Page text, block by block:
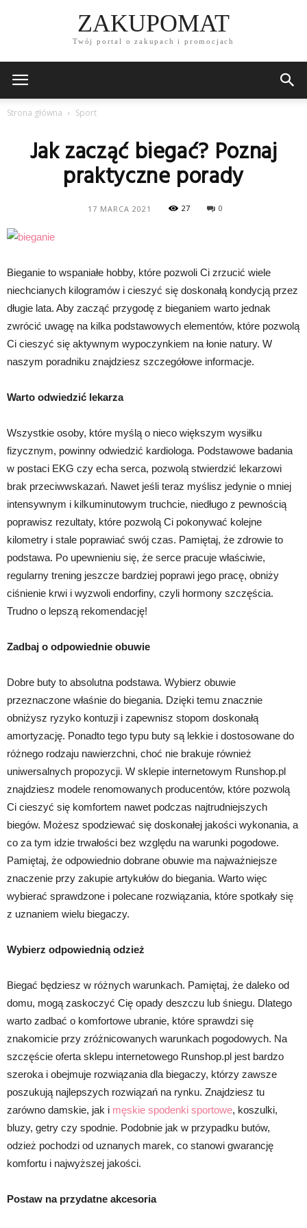
ZAKUPOMAT
Twój portal o zakupach i promocjach
Strona główna Sport
Jak zacząć biegać? Poznaj
praktyczne porady
17 MARCA 2021 27 0
Bieganie to wspaniałe hobby, które pozwoli Ci zrzucić wiele
niechcianych kilogramów i cieszyć się doskonałą kondycją przez
długie lata. Aby zacząć przygodę z bieganiem warto jednak
zwrócić uwagę na kilka podstawowych elementów, które pozwolą
Ci cieszyć się aktywnym wypoczynkiem na łonie natury. W
naszym poradniku znajdziesz szczegółowe informacje.
Warto odwiedzić lekarza
Wszystkie osoby, które myślą o nieco większym wysiłku
fizycznym, powinny odwiedzić kardiologa. Podstawowe badania
w postaci EKG czy echa serca, pozwolą stwierdzić lekarzowi
brak przeciwwskazań. Nawet jeśli teraz myślisz jedynie o mniej
intensywnym i kilkuminutowym truchcie, niedługo z pewnością
poprawisz rezultaty, które pozwolą Ci pokonywać kolejne
kilometry i stale poprawiać swój czas. Pamiętaj, że zdrowie to
podstawa. Po upewnieniu się, że serce pracuje właściwie,
regularny trening jeszcze bardziej poprawi jego pracę, obniży
ciśnienie krwi i wyzwoli endorfiny, czyli hormony szczęścia.
Trudno o lepszą rekomendację!
Zadbaj o odpowiednie obuwie
Dobre buty to absolutna podstawa. Wybierz obuwie
przeznaczone właśnie do biegania. Dzięki temu znacznie
obniżysz ryzyko kontuzji i zapewnisz stopom doskonałą
amortyzację. Ponadto tego typu buty są lekkie i dostosowane do
różnego rodzaju nawierzchni, choć nie brakuje również
uniwersalnych propozycji. W sklepie internetowym Runshop.pl
znajdziesz modele renomowanych producentów, które pozwolą
Ci cieszyć się komfortem nawet podczas najtrudniejszych
biegów. Możesz spodziewać się doskonałej jakości wykonania, a
co za tym idzie trwałości bez względu na warunki pogodowe.
Pamiętaj, że odpowiednio dobrane obuwie ma najważniejsze
znaczenie przy zakupie artykułów do biegania. Warto więc
wybierać sprawdzone i polecane rozwiązania, które spotkały się
z uznaniem wielu biegaczy.
Wybierz odpowiednią odzież
Biegać będziesz w różnych warunkach. Pamiętaj, że daleko od
domu, mogą zaskoczyć Cię opady deszczu lub śniegu. Dlatego
warto zadbać o komfortowe ubranie, które sprawdzi się
znakomicie przy zróżnicowanych warunkach pogodowych. Na
szczęście oferta sklepu internetowego Runshop.pl jest bardzo
szeroka i obejmuje rozwiązania dla biegaczy, którzy zawsze
poszukują najlepszych rozwiązań na rynku. Znajdziesz tu
zarówno damskie, jak i męskie spodenki sportowe, koszulki,
bluzy, getry czy spodnie. Podobnie jak w przypadku butów,
odzież pochodzi od uznanych marek, co stanowi gwarancję
komfortu i najwyższej jakości.
Postaw na przydatne akcesoria